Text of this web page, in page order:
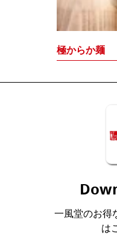
極からか麺
一風堂のお得
は